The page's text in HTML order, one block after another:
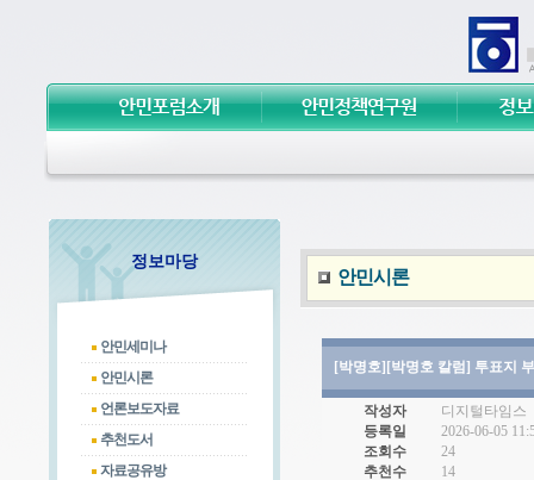
정보마당
안민세미나
안민시론
언론보도자료
추천도서
자료공유방
안민시론